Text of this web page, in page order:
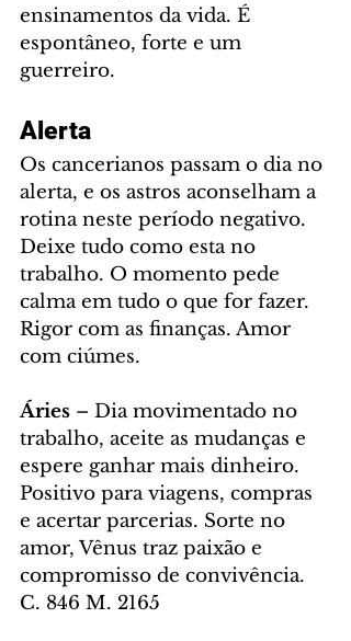
ensinamentos da vida. É
espontâneo, forte e um
guerreiro.
Alerta
Os cancerianos passam o dia no
alerta, e os astros aconselham a
rotina neste período negativo.
Deixe tudo como esta no
trabalho. O momento pede
calma em tudo o que for fazer.
Rigor com as finanças. Amor
com ciúmes.
Áries – Dia movimentado no
trabalho, aceite as mudanças e
espere ganhar mais dinheiro.
Positivo para viagens, compras
e acertar parcerias. Sorte no
amor, Vênus traz paixão e
compromisso de convivência.
C. 846 M. 2165